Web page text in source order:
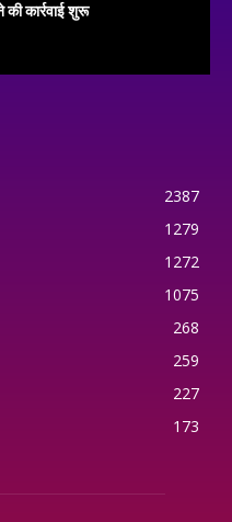
कार्रवाई शुरू
2387
1279
1272
1075
268
259
227
173